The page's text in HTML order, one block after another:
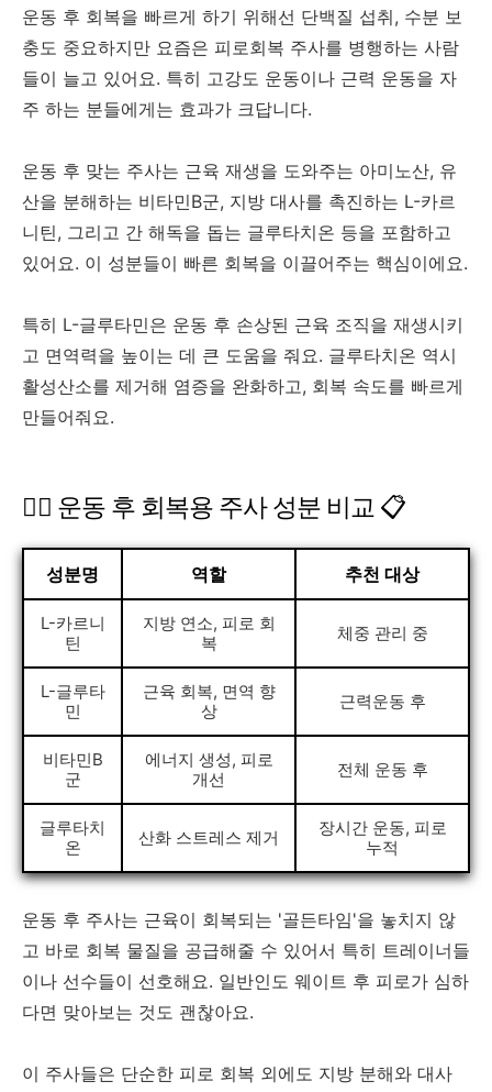
운동 후 회복을 빠르게 하기 위해선 단백질 섭취, 수분 보
충도 중요하지만 요즘은 피로회복 주사를 병행하는 사람
들이 늘고 있어요. 특히 고강도 운동이나 근력 운동을 자
주 하는 분들에게는 효과가 크답니다.
운동 후 맞는 주사는 근육 재생을 도와주는 아미노산, 유
산을 분해하는 비타민B군, 지방 대사를 촉진하는 L-카르
니틴, 그리고 간 해독을 돕는 글루타치온 등을 포함하고
있어요. 이 성분들이 빠른 회복을 이끌어주는 핵심이에요.
특히 L-글루타민은 운동 후 손상된 근육 조직을 재생시키
고 면역력을 높이는 데 큰 도움을 줘요. 글루타치온 역시
활성산소를 제거해 염증을 완화하고, 회복 속도를 빠르게
만들어줘요.
🏃‍♀️ 운동 후 회복용 주사 성분 비교 📋
성분명 역할 추천 대상
L-카르니
틴
지방 연소, 피로 회
복
체중 관리 중
L-글루타
민
근육 회복, 면역 향
상
근력운동 후
비타민B
군
에너지 생성, 피로
개선
전체 운동 후
글루타치
온
산화 스트레스 제거
장시간 운동, 피로
누적
운동 후 주사는 근육이 회복되는 '골든타임'을 놓치지 않
고 바로 회복 물질을 공급해줄 수 있어서 특히 트레이너들
이나 선수들이 선호해요. 일반인도 웨이트 후 피로가 심하
다면 맞아보는 것도 괜찮아요.
이 주사들은 단순한 피로 회복 외에도 지방 분해와 대사